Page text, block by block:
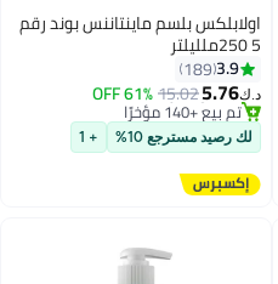
اولابلكس بلسم ماينتاننس بوند رقم
5 250ملليلتر
3.9
189
د.ك‏5.76
15.02
61% OFF
#12 في بلسم الشعر
بتخلّص بسرعة
تم بيع +140 مؤخرًا
#12 في بلسم الشعر
لك رصيد مسترجع 10% + 1